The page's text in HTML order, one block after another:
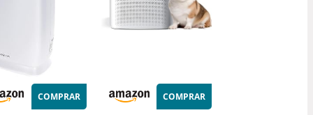
COMPRAR COMPRAR